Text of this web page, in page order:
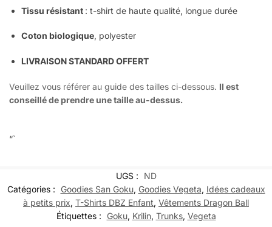
Tissu résistant : t-shirt de haute qualité, longue durée
Coton biologique, polyester
LIVRAISON STANDARD OFFERT
Veuillez vous référer au guide des tailles ci-dessous. Il est
conseillé de prendre une taille au-dessus.
“`
UGS :
ND
Catégories :
Goodies San Goku, Goodies Vegeta, Idées cadeaux
à petits prix, T-Shirts DBZ Enfant, Vêtements Dragon Ball
Étiquettes :
Goku, Krilin, Trunks, Vegeta